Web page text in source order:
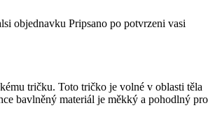
objednavku Pripsano po potvrzeni vasi
tričku. Toto tričko je volné v oblasti těla
bavlněný materiál je měkký a pohodlný pro